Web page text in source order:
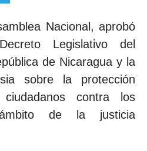
Nacional, aprobó
Legislativo del
de Nicaragua y la
sobre la protección
contra los
de la justicia